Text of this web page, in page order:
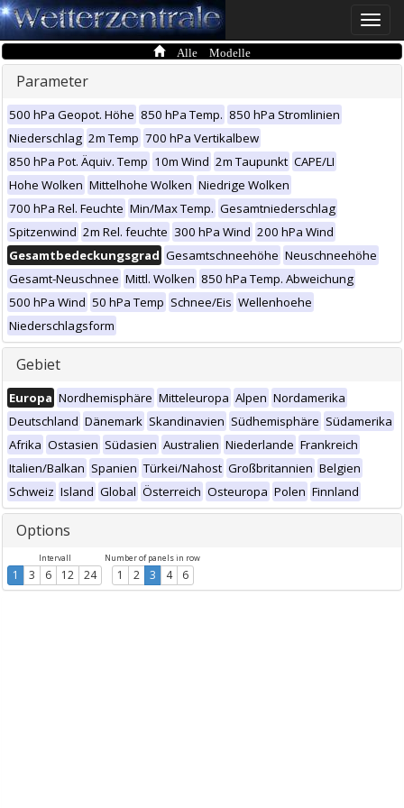
Toggle
Alle Modelle
Parameter
500 hPa Geopot. Höhe 850 hPa Temp. 850 hPa Stromlinien
Niederschlag 2m Temp 700 hPa Vertikalbew
850 hPa Pot. Äquiv. Temp 10m Wind 2m Taupunkt CAPE/LI
Hohe Wolken Mittelhohe Wolken Niedrige Wolken
700 hPa Rel. Feuchte Min/Max Temp. Gesamtniederschlag
Spitzenwind 2m Rel. feuchte 300 hPa Wind 200 hPa Wind
Gesamtbedeckungsgrad Gesamtschneehöhe Neuschneehöhe
Gesamt-Neuschnee Mittl. Wolken 850 hPa Temp. Abweichung
500 hPa Wind 50 hPa Temp Schnee/Eis Wellenhoehe
Niederschlagsform
Gebiet
Europa Nordhemisphäre Mitteleuropa Alpen Nordamerika
Deutschland Dänemark Skandinavien Südhemisphäre Südamerika
Afrika Ostasien Südasien Australien Niederlande Frankreich
Italien/Balkan Spanien Türkei/Nahost Großbritannien Belgien
Schweiz Island Global Österreich Osteuropa Polen Finnland
Options
Intervall
1 3 6 12 24
Number of panels in row
1 2 3 4 6